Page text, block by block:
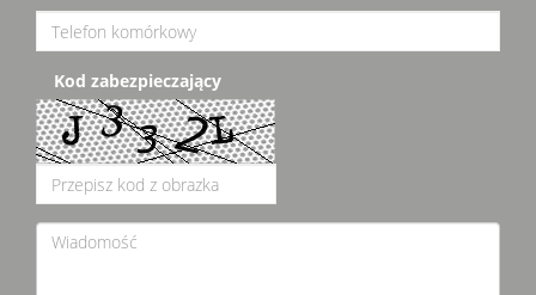
Kod zabezpieczający